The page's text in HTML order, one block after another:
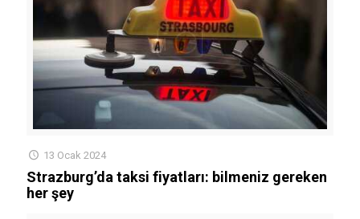
13 Ocak 2024
Strazburg’da taksi fiyatları: bilmeniz gereken
her şey